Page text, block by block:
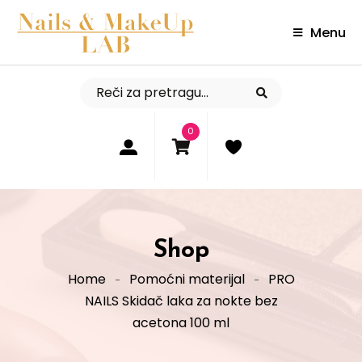
Menu
0
Shop
Home Pomoćni materijal
PRO
NAILS Skidač laka za nokte bez
acetona 100 ml